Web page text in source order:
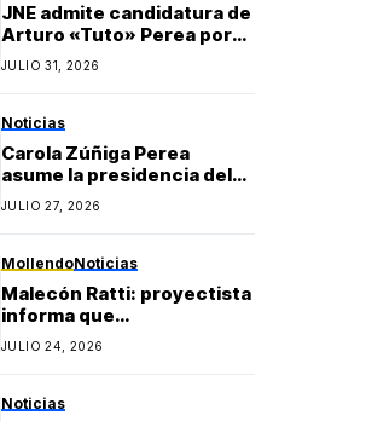
JNE admite candidatura de
Arturo «Tuto» Perea por
Islay y oficializa lista
regional de Yo Arequipa
Gonzales
JULIO 31, 2026
Noticias
Carola Zúñiga Perea
asume la presidencia del
Rotary Club Puerto Bravo
Mollendo y anuncia
provincia de Islay
JULIO 27, 2026
MollendoNoticias
Malecón Ratti: proyectista
informa que
observaciones técnicas
mantienen paralizada la
agosto
JULIO 24, 2026
Noticias